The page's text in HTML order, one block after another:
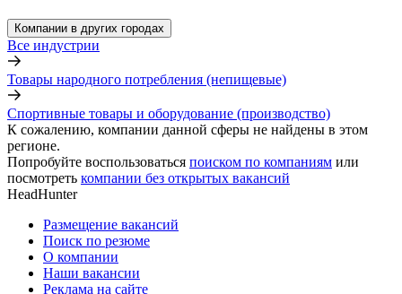
Компании в других городах
Все индустрии
Товары народного потребления (непищевые)
Спортивные товары и оборудование (производство)
К сожалению, компании данной сферы не найдены в этом
регионе.
Попробуйте воспользоваться поиском по компаниям или
посмотреть компании без открытых вакансий
HeadHunter
Размещение вакансий
Поиск по резюме
О компании
Наши вакансии
Реклама на сайте